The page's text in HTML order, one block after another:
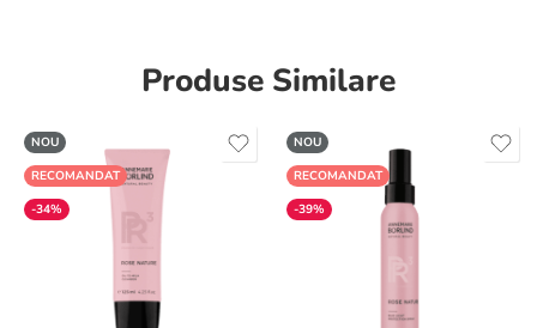
Produse Similare
NOU
RECOMANDAT
-34%
NOU
RECOMANDAT
-39%